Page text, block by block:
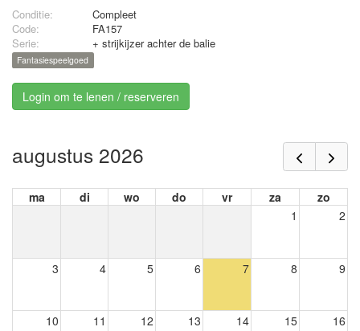
Conditie:
Compleet
Code:
FA157
Serie:
+ strijkijzer achter de balie
Fantasiespeelgoed
Login om te lenen / reserveren
augustus 2026
ma di wo do vr za
zo
1
2
3 4 5 6 7 8 9
10 11 12 13 14 15 16